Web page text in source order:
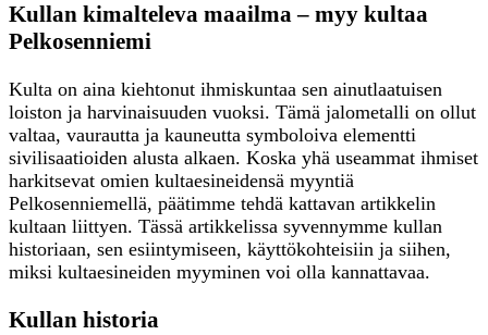
Kullan kimalteleva maailma – myy kultaa
Pelkosenniemi
Kulta on aina kiehtonut ihmiskuntaa sen ainutlaatuisen
loiston ja harvinaisuuden vuoksi. Tämä jalometalli on ollut
valtaa, vaurautta ja kauneutta symboloiva elementti
sivilisaatioiden alusta alkaen. Koska yhä useammat ihmiset
harkitsevat omien kultaesineidensä myyntiä
Pelkosenniemellä, päätimme tehdä kattavan artikkelin
kultaan liittyen. Tässä artikkelissa syvennymme kullan
historiaan, sen esiintymiseen, käyttökohteisiin ja siihen,
miksi kultaesineiden myyminen voi olla kannattavaa.
Kullan historia